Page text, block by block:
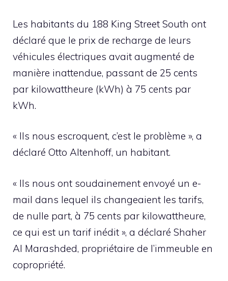
Les habitants du 188 King Street South ont
déclaré que le prix de recharge de leurs
véhicules électriques avait augmenté de
manière inattendue, passant de 25 cents
par kilowattheure (kWh) à 75 cents par
kWh.
« Ils nous escroquent, c’est le problème », a
déclaré Otto Altenhoff, un habitant.
« Ils nous ont soudainement envoyé un e-
mail dans lequel ils changeaient les tarifs,
de nulle part, à 75 cents par kilowattheure,
ce qui est un tarif inédit », a déclaré Shaher
Al Marashded, propriétaire de l’immeuble en
copropriété.